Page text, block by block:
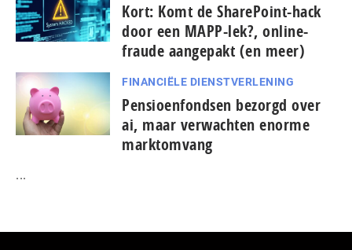
Kort: Komt de SharePoint-hack
door een MAPP-lek?, online-
fraude aangepakt (en meer)
FINANCIËLE DIENSTVERLENING
Pensioenfondsen bezorgd over
ai, maar verwachten enorme
marktomvang
...